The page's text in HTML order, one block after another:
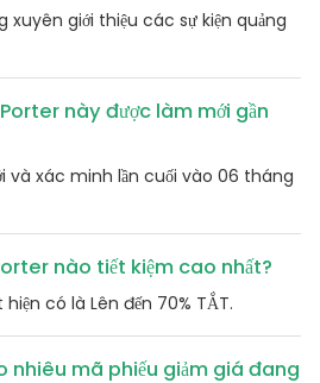
giới thiệu các sự kiện quảng
này được làm mới gần
và xác minh lần cuối vào 06 tháng
nào tiết kiệm cao nhất?
có là Lên đến 70% TẮT.
mã phiếu giảm giá đang